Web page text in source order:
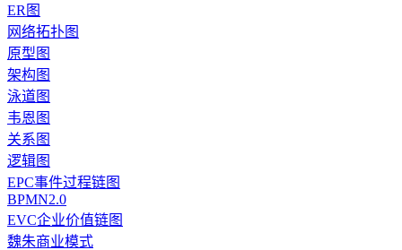
ER图
网络拓扑图
原型图
架构图
泳道图
韦恩图
关系图
逻辑图
EPC事件过程链图
BPMN2.0
EVC企业价值链图
魏朱商业模式